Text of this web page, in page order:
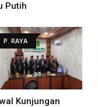
Putih
P. RAYA
Kunjungan